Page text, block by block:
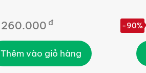
260.000 đ
Thêm vào giỏ hàng
-90%